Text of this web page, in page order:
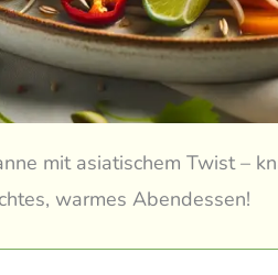
mit asiatischem Twist –
warmes Abendessen!